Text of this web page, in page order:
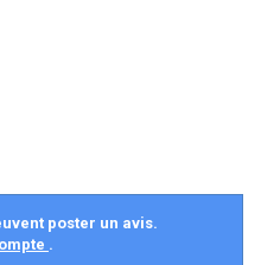
poster un avis.
.